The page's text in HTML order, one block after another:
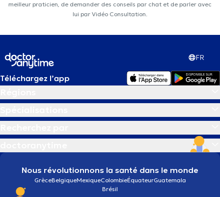
meilleur praticien, de demander des conseils par chat et de parler avec
lui par Vidéo Consultation.
FR
Téléchargez l’app
Nous révolutionnons la santé dans le monde
GrèceBelgiqueMexiqueColombieÉquateurGuatemala
Brésil